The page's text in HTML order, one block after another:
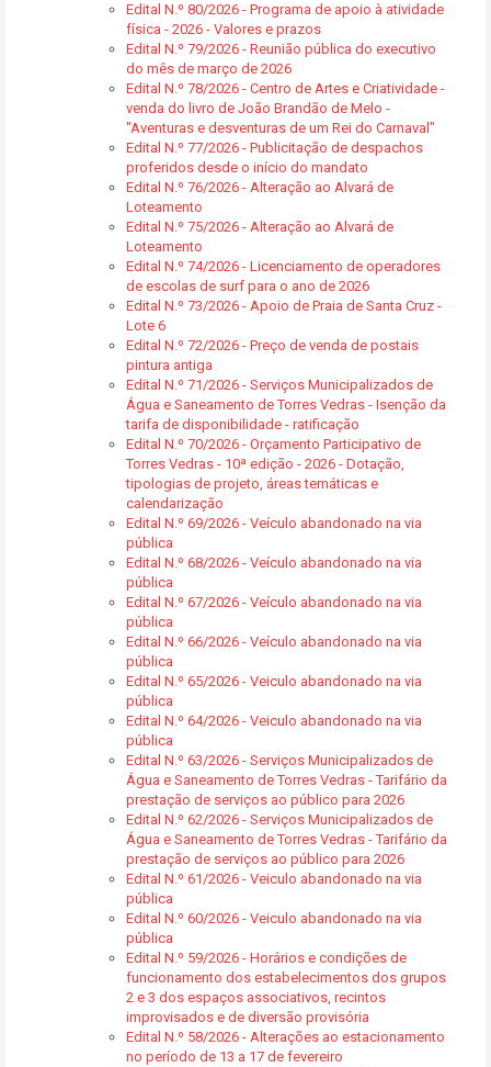
Edital N.º 80/2026 - Programa de apoio à atividade
física - 2026 - Valores e prazos
Edital N.º 79/2026 - Reunião pública do executivo
do mês de março de 2026
Edital N.º 78/2026 - Centro de Artes e Criatividade -
venda do livro de João Brandão de Melo -
"Aventuras e desventuras de um Rei do Carnaval"
Edital N.º 77/2026 - Publicitação de despachos
proferidos desde o início do mandato
Edital N.º 76/2026 - Alteração ao Alvará de
Loteamento
Edital N.º 75/2026 - Alteração ao Alvará de
Loteamento
Edital N.º 74/2026 - Licenciamento de operadores
de escolas de surf para o ano de 2026
Edital N.º 73/2026 - Apoio de Praia de Santa Cruz -
Lote 6
Edital N.º 72/2026 - Preço de venda de postais
pintura antiga
Edital N.º 71/2026 - Serviços Municipalizados de
Água e Saneamento de Torres Vedras - Isenção da
tarifa de disponibilidade - ratificação
Edital N.º 70/2026 - Orçamento Participativo de
Torres Vedras - 10ª edição - 2026 - Dotação,
tipologias de projeto, áreas temáticas e
calendarização
Edital N.º 69/2026 - Veículo abandonado na via
pública
Edital N.º 68/2026 - Veículo abandonado na via
pública
Edital N.º 67/2026 - Veículo abandonado na via
pública
Edital N.º 66/2026 - Veículo abandonado na via
pública
Edital N.º 65/2026 - Veiculo abandonado na via
pública
Edital N.º 64/2026 - Veiculo abandonado na via
pública
Edital N.º 63/2026 - Serviços Municipalizados de
Água e Saneamento de Torres Vedras - Tarifário da
prestação de serviços ao público para 2026
Edital N.º 62/2026 - Serviços Municipalizados de
Água e Saneamento de Torres Vedras - Tarifário da
prestação de serviços ao público para 2026
Edital N.º 61/2026 - Veiculo abandonado na via
pública
Edital N.º 60/2026 - Veiculo abandonado na via
pública
Edital N.º 59/2026 - Horários e condições de
funcionamento dos estabelecimentos dos grupos
2 e 3 dos espaços associativos, recintos
improvisados e de diversão provisória
Edital N.º 58/2026 - Alterações ao estacionamento
no período de 13 a 17 de fevereiro